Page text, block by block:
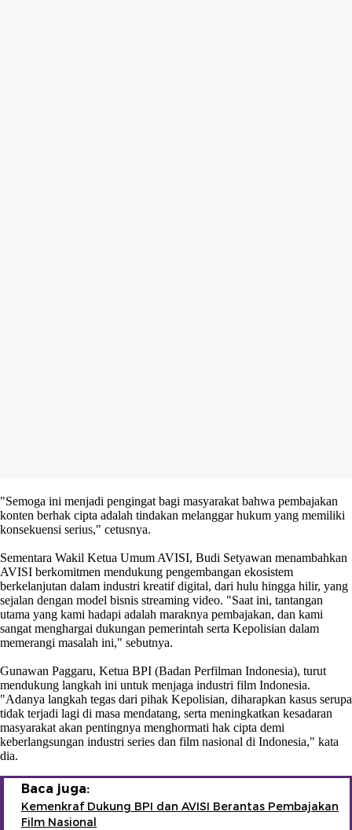
"Semoga ini menjadi pengingat bagi masyarakat bahwa pembajakan
konten berhak cipta adalah tindakan melanggar hukum yang memiliki
konsekuensi serius," cetusnya.
Sementara Wakil Ketua Umum AVISI, Budi Setyawan menambahkan
AVISI berkomitmen mendukung pengembangan ekosistem
berkelanjutan dalam industri kreatif digital, dari hulu hingga hilir, yang
sejalan dengan model bisnis streaming video. "Saat ini, tantangan
utama yang kami hadapi adalah maraknya pembajakan, dan kami
sangat menghargai dukungan pemerintah serta Kepolisian dalam
memerangi masalah ini," sebutnya.
Gunawan Paggaru, Ketua BPI (Badan Perfilman Indonesia), turut
mendukung langkah ini untuk menjaga industri film Indonesia.
"Adanya langkah tegas dari pihak Kepolisian, diharapkan kasus serupa
tidak terjadi lagi di masa mendatang, serta meningkatkan kesadaran
masyarakat akan pentingnya menghormati hak cipta demi
keberlangsungan industri series dan film nasional di Indonesia," kata
dia.
Baca juga:
Kemenkraf Dukung BPI dan AVISI Berantas Pembajakan
Film Nasional